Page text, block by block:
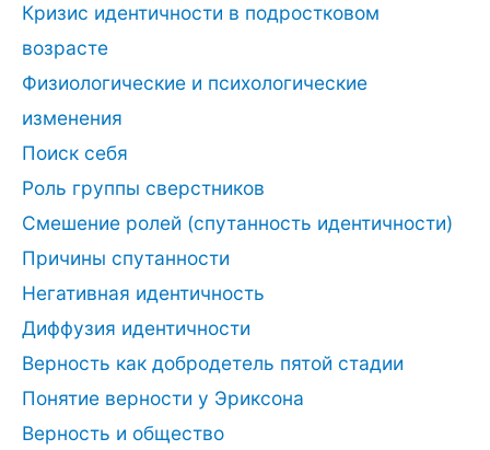
Кризис идентичности в подростковом
возрасте
Физиологические и психологические
изменения
Поиск себя
Роль группы сверстников
Смешение ролей (спутанность идентичности)
Причины спутанности
Негативная идентичность
Диффузия идентичности
Верность как добродетель пятой стадии
Понятие верности у Эриксона
Верность и общество